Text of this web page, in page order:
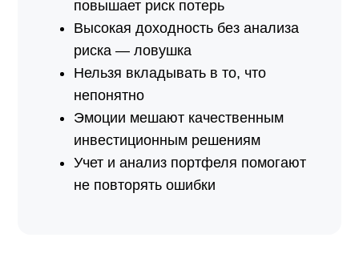
повышает риск потерь
Высокая доходность без анализа
риска — ловушка
Нельзя вкладывать в то, что
непонятно
Эмоции мешают качественным
инвестиционным решениям
Учет и анализ портфеля помогают
не повторять ошибки